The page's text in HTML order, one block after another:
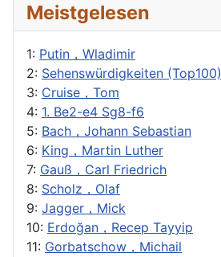
Meistgelesen
1: Putin，Wladimir
2: Sehenswürdigkeiten (Top100)
3: Cruise，Tom
4: 1. Be2-e4 Sg8-f6
5: Bach，Johann Sebastian
6: King，Martin Luther
7: Gauß，Carl Friedrich
8: Scholz，Olaf
9: Jagger，Mick
10: Erdoğan，Recep Tayyip
11: Gorbatschow，Michail